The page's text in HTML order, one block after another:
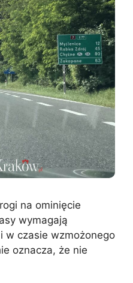
na ominięcie
wymagają
w czasie wzmożonego
oznacza, że nie